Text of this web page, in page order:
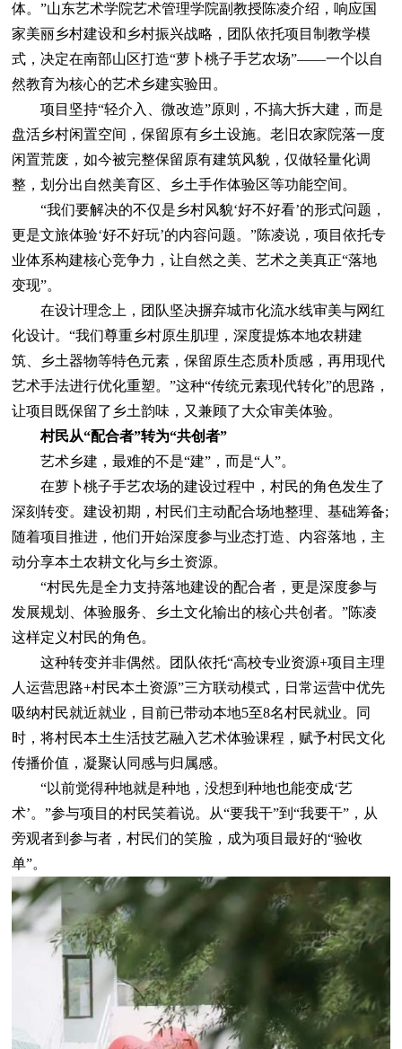
体。”山东艺术学院艺术管理学院副教授陈凌介绍，响应国
家美丽乡村建设和乡村振兴战略，团队依托项目制教学模
式，决定在南部山区打造“萝卜桃子手艺农场”——一个以自
然教育为核心的艺术乡建实验田。
项目坚持“轻介入、微改造”原则，不搞大拆大建，而是
盘活乡村闲置空间，保留原有乡土设施。老旧农家院落一度
闲置荒废，如今被完整保留原有建筑风貌，仅做轻量化调
整，划分出自然美育区、乡土手作体验区等功能空间。
“我们要解决的不仅是乡村风貌‘好不好看’的形式问题，
更是文旅体验‘好不好玩’的内容问题。”陈凌说，项目依托专
业体系构建核心竞争力，让自然之美、艺术之美真正“落地
变现”。
在设计理念上，团队坚决摒弃城市化流水线审美与网红
化设计。“我们尊重乡村原生肌理，深度提炼本地农耕建
筑、乡土器物等特色元素，保留原生态质朴质感，再用现代
艺术手法进行优化重塑。”这种“传统元素现代转化”的思路，
让项目既保留了乡土韵味，又兼顾了大众审美体验。
村民从“配合者”转为“共创者”
艺术乡建，最难的不是“建”，而是“人”。
在萝卜桃子手艺农场的建设过程中，村民的角色发生了
深刻转变。建设初期，村民们主动配合场地整理、基础筹备;
随着项目推进，他们开始深度参与业态打造、内容落地，主
动分享本土农耕文化与乡土资源。
“村民先是全力支持落地建设的配合者，更是深度参与
发展规划、体验服务、乡土文化输出的核心共创者。”陈凌
这样定义村民的角色。
这种转变并非偶然。团队依托“高校专业资源+项目主理
人运营思路+村民本土资源”三方联动模式，日常运营中优先
吸纳村民就近就业，目前已带动本地5至8名村民就业。同
时，将村民本土生活技艺融入艺术体验课程，赋予村民文化
传播价值，凝聚认同感与归属感。
“以前觉得种地就是种地，没想到种地也能变成‘艺
术’。”参与项目的村民笑着说。从“要我干”到“我要干”，从
旁观者到参与者，村民们的笑脸，成为项目最好的“验收
单”。